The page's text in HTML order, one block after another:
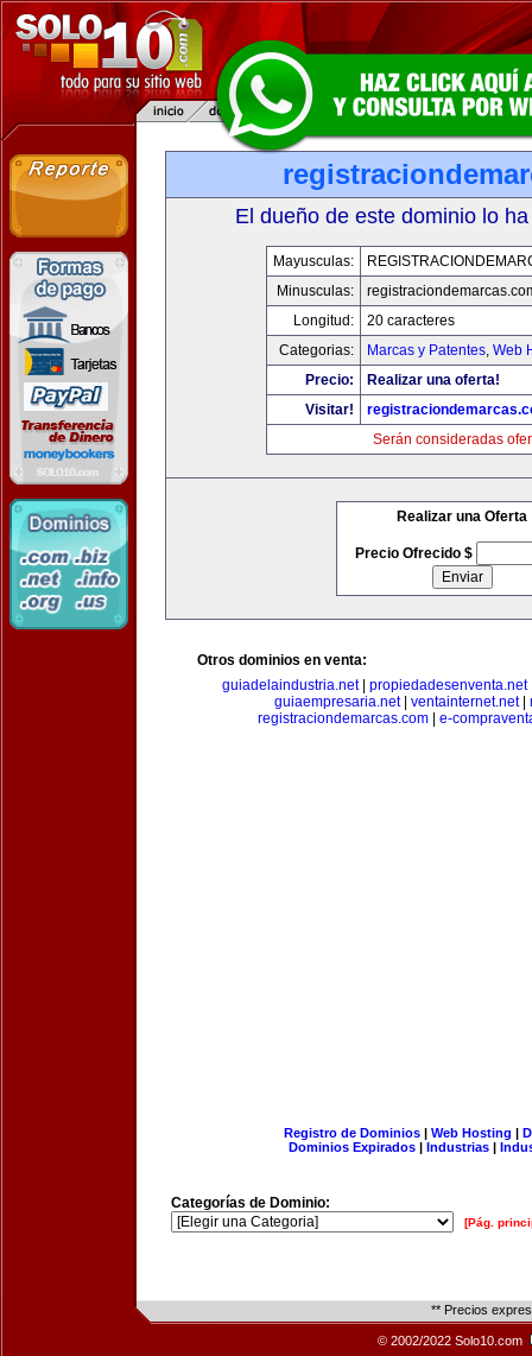
El dueño de este dominio lo
Mayusculas:
Minusculas:
Longitud:
20 caracteres
Categorias:
Marcas y Patentes, Web
Precio:
Realizar una oferta!
Visitar!
Serán consideradas
Realizar una Oferta
Precio Ofrecido $
Otros dominios en venta:
guiadelaindustria.net propiedadesenventa.net
guiaempresaria.net| ventainternet.net|
registraciondemarcas.com
e-
Registro de Dominios| Web Hosting |
Dominios Expirados | Industrias |
Categorías de Dominio:
[Pág.
** Precios
© 2002/2022 Solo10.com